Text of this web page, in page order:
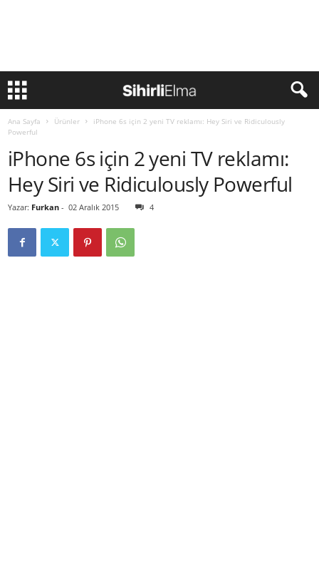
Ana Sayfa Ürünler
iPhone 6s için 2 yeni TV reklamı: Hey Siri ve Ridiculously
Powerful
iPhone 6s için 2 yeni TV reklamı:
Hey Siri ve Ridiculously Powerful
Yazar: Furkan - 02 Aralık 2015 4